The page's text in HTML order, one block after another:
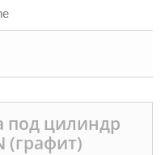
под цилиндр
(графит)